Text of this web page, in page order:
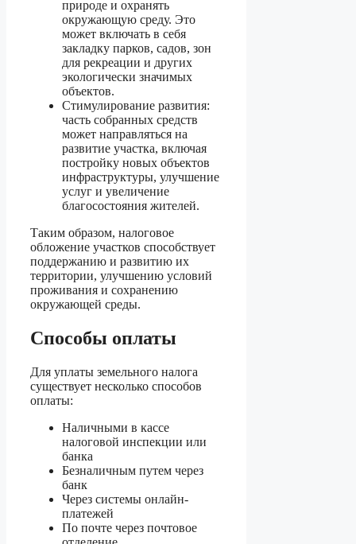
природе и охранять
окружающую среду. Это
может включать в себя
закладку парков, садов, зон
для рекреации и других
экологически значимых
объектов.
Стимулирование развития:
часть собранных средств
может направляться на
развитие участка, включая
постройку новых объектов
инфраструктуры, улучшение
услуг и увеличение
благосостояния жителей.
Таким образом, налоговое
обложение участков способствует
поддержанию и развитию их
территории, улучшению условий
проживания и сохранению
окружающей среды.
Способы оплаты
Для уплаты земельного налога
существует несколько способов
оплаты:
Наличными в кассе
налоговой инспекции или
банка
Безналичным путем через
банк
Через системы онлайн-
платежей
По почте через почтовое